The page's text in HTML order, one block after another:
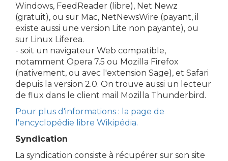
Windows, FeedReader (libre), Net Newz
(gratuit), ou sur Mac, NetNewsWire (payant, il
existe aussi une version Lite non payante), ou
sur Linux Liferea.
- soit un navigateur Web compatible,
notamment Opera 7.5 ou Mozilla Firefox
(nativement, ou avec l'extension Sage), et Safari
depuis la version 2.0. On trouve aussi un lecteur
de flux dans le client mail Mozilla Thunderbird.
Pour plus d'informations : la page de
l'encyclopédie libre Wikipédia.
Syndication
La syndication consiste à récupérer sur son site